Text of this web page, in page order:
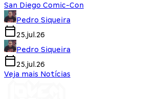
San Diego Comic-Con
Pedro Siqueira
25.jul.26
Pedro Siqueira
25.jul.26
Veja mais Notícias